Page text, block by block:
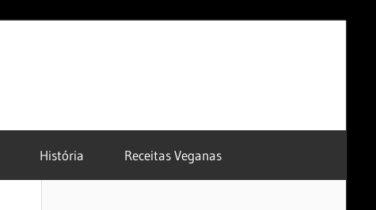
História Receitas Veganas